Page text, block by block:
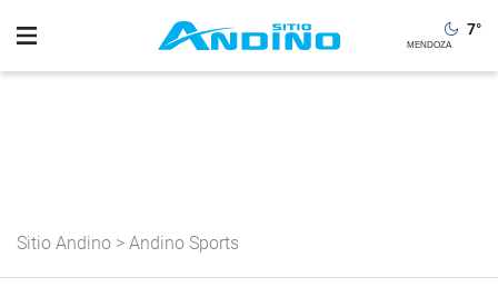
7°
Sitio Andino > Andino Sports